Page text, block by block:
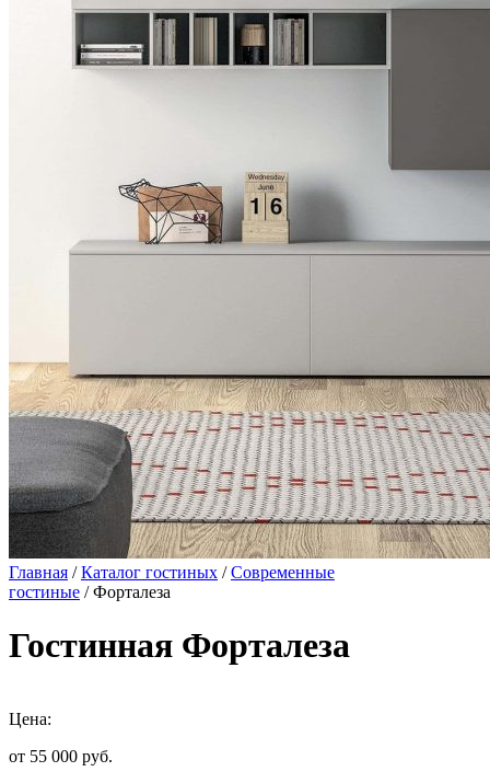
Главная /Каталог гостиных /Современные
гостиные / Форталеза
Гостинная Форталеза
Цена:
от 55 000 руб.